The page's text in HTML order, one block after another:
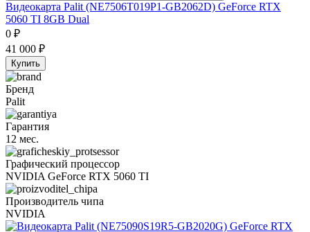
Видеокарта Palit (NE7506T019P1-GB2062D) GeForce RTX
5060 TI 8GB Dual
0 ₽
41 000 ₽
Купить
Бренд
Palit
Гарантия
12 мес.
Графический процессор
NVIDIA GeForce RTX 5060 TI
Производитель чипа
NVIDIA